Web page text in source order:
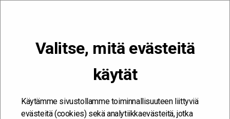
Valitse, mitä evästeitä
käytät
Käytämme sivustollamme toiminnallisuuteen liittyviä
evästeitä (cookies) sekä analytiikkaevästeitä, jotka
Kehitän ja kehityn #töissäSuomelle
Navigoi teknologian murrosta ja geopoliittista
kaaosta – tule tulevaisuusperjantaihin 6.6. klo 9–11.30!